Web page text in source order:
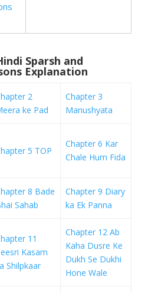
Sparsh and
Explanation
2
ke Pad
Chapter 3
Manushyata
5 TOP
Chapter 6 Kar
Chale Hum Fida
8 Bade
Sahab
Chapter 9 Diary
ka Ek Panna
11
Kasam
Shilpkaar
Chapter 12 Ab
Kaha Dusre Ke
Dukh Se Dukhi
Hone Wale